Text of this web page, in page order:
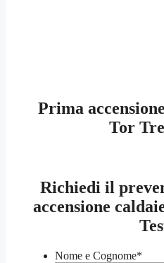
Prima
Tor
Richiedi il
accensione
Nome e Cognome*